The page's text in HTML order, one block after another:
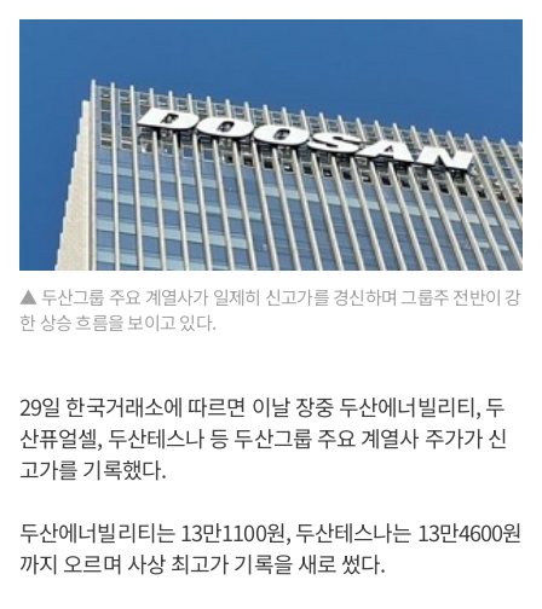
▲ 두산그룹 주요 계열사가 일제히 신고가를 경신하며 그룹주 전반이 강
한 상승 흐름을 보이고 있다.
29일 한국거래소에 따르면 이날 장중 두산에너빌리티, 두
산퓨얼셀, 두산테스나 등 두산그룹 주요 계열사 주가가 신
고가를 기록했다.
두산에너빌리티는 13만1100원, 두산테스나는 13만4600원
까지 오르며 사상 최고가 기록을 새로 썼다.